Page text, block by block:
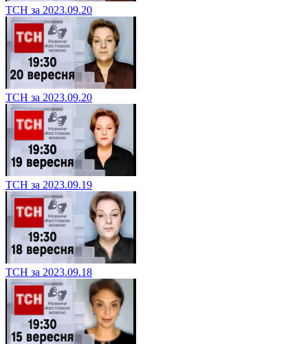
ТСН за 2023.09.20
ТСН за 2023.09.20
ТСН за 2023.09.19
ТСН за 2023.09.18